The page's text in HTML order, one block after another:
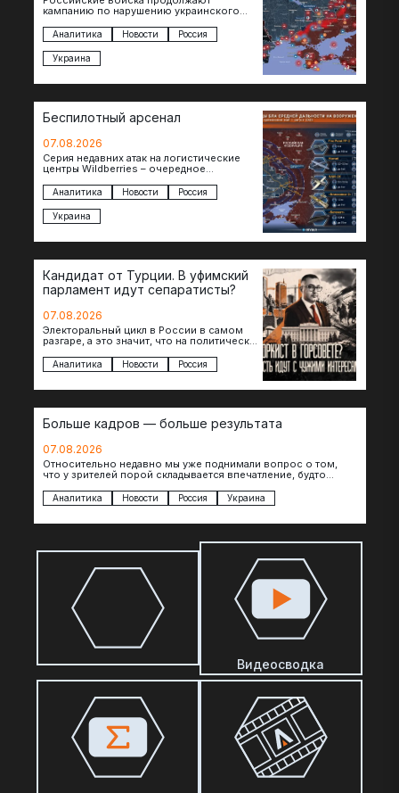
кампанию по нарушению украинского
сегодня атакованы еще по меньшей мере
два…
Аналитика Новости Россия
Украина
Беспилотный арсенал
07.08.2026
Серия недавних атак на логистические
центры Wildberries – очередное
российского тыла. И суть здесь даже не…
Аналитика Новости Россия
Украина
Кандидат от Турции. В уфимский
парламент идут сепаратисты?
07.08.2026
Электоральный цикл в России в самом
разгаре, а это значит, что на политическое
сомнительной репутацией….
Аналитика Новости Россия
Больше кадров — больше результата
07.08.2026
Относительно недавно мы уже поднимали вопрос о том,
что у зрителей порой складывается впечатление, будто
Аналитика Новости Россия Украина
Видеосводка